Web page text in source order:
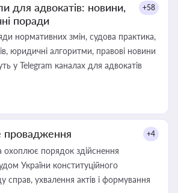
для адвокатів: новини,
поради
+58
нормативних змін, судова практика,
юридичні алгоритми, правові новини
у Telegram каналах для адвокатів
провадження +4
охоплює порядок здійснення
України конституційного
справ, ухвалення актів і формування